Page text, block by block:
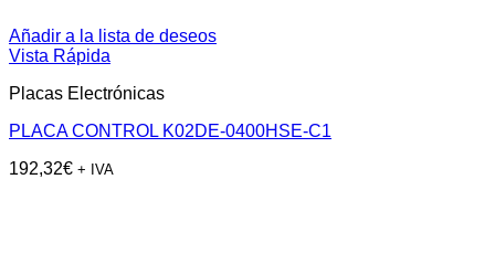
Añadir a la lista de deseos
Vista Rápida
Placas Electrónicas
PLACA CONTROL K02DE-0400HSE-C1
192,32€ + IVA